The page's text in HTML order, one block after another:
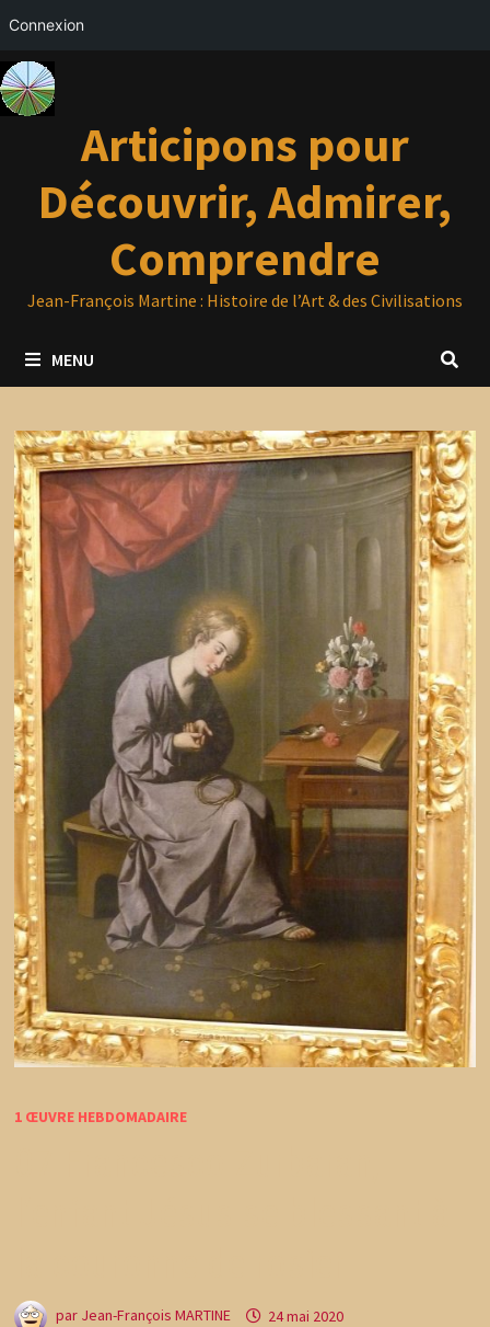
Connexion
Passer
au
contenu
Articipons pour
Découvrir, Admirer,
Comprendre
Jean-François Martine : Histoire de l’Art & des Civilisations
MENU
1 ŒUVRE HEBDOMADAIRE
par Jean-François MARTINE 24 mai 2020